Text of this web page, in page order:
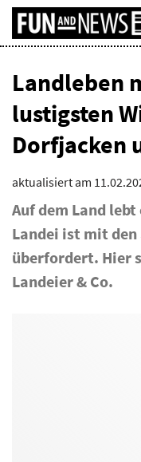
Landleben
lustigsten
Dorfjacken
aktualisiert am
Auf dem Land lebt
Landei ist mit
überfordert. Hier
Landeier & Co.